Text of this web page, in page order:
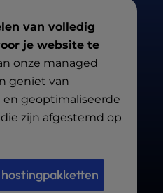
kosten
uitvallen dan die
van volledig
je website te
onze managed
geniet van
geoptimaliseerde
zijn afgestemd op